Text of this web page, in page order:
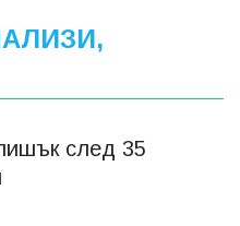
след 35